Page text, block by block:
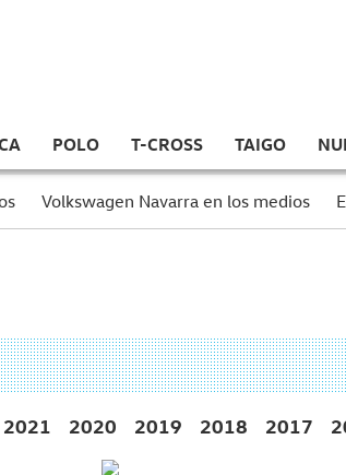
POLO T-CROSS TAIGO
Volkswagen Navarra en los medios
2021 2020 2019 2018 2017